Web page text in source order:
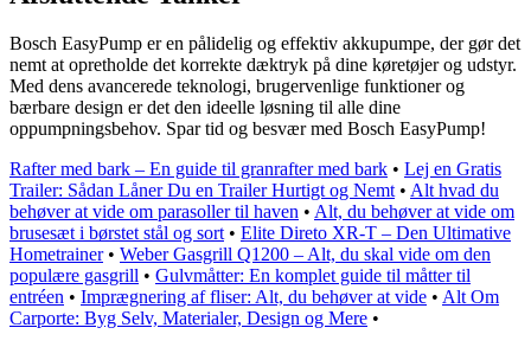
Bosch EasyPump er en pålidelig og effektiv akkupumpe, der gør det
nemt at opretholde det korrekte dæktryk på dine køretøjer og udstyr.
Med dens avancerede teknologi, brugervenlige funktioner og
bærbare design er det den ideelle løsning til alle dine
oppumpningsbehov. Spar tid og besvær med Bosch EasyPump!
Rafter med bark – En guide til granrafter med bark • Lej en Gratis
Trailer: Sådan Låner Du en Trailer Hurtigt og Nemt• Alt hvad du
behøver at vide om parasoller til haven • Alt, du behøver at vide om
brusesæt i børstet stål og sort• Elite Direto XR-T – Den Ultimative
Hometrainer• Weber Gasgrill Q1200 – Alt, du skal vide om den
populære gasgrill • Gulvmåtter: En komplet guide til måtter til
entréen • Imprægnering af fliser: Alt, du behøver at vide • Alt Om
Carporte: Byg Selv, Materialer, Design og Mere •